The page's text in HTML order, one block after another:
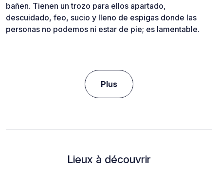
bañen. Tienen un trozo para ellos apartado,
descuidado, feo, sucio y lleno de espigas donde las
personas no podemos ni estar de pie; es lamentable.
Plus
Lieux à découvrir